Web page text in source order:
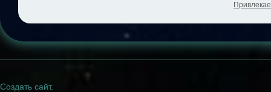
Создать сайт.